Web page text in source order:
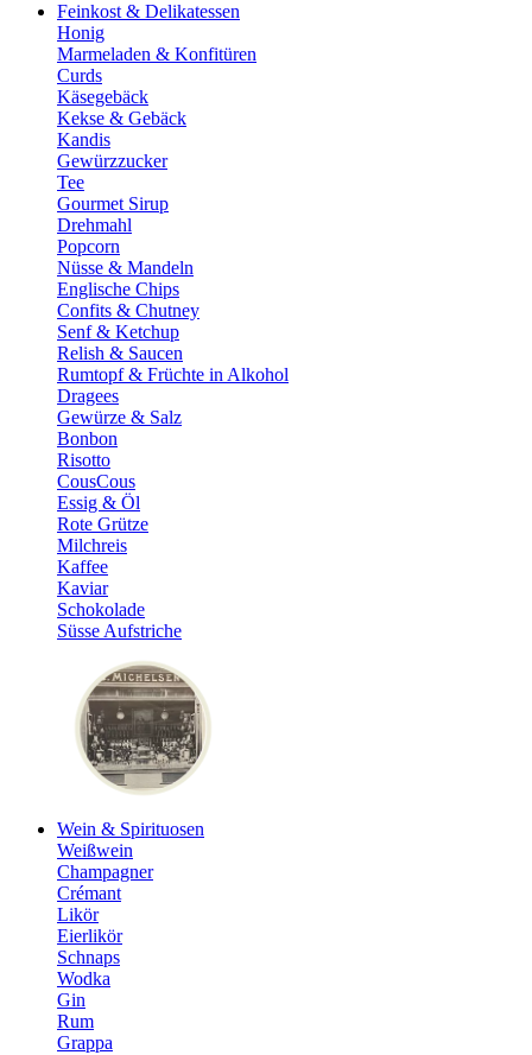
Feinkost & Delikatessen
Honig
Marmeladen & Konfitüren
Curds
Käsegebäck
Kekse & Gebäck
Kandis
Gewürzzucker
Tee
Gourmet Sirup
Drehmahl
Popcorn
Nüsse & Mandeln
Englische Chips
Confits & Chutney
Senf & Ketchup
Relish & Saucen
Rumtopf & Früchte in Alkohol
Dragees
Gewürze & Salz
Bonbon
Risotto
CousCous
Essig & Öl
Rote Grütze
Milchreis
Kaffee
Kaviar
Schokolade
Süsse Aufstriche
Wein & Spirituosen
Weißwein
Champagner
Crémant
Likör
Eierlikör
Schnaps
Wodka
Gin
Rum
Grappa